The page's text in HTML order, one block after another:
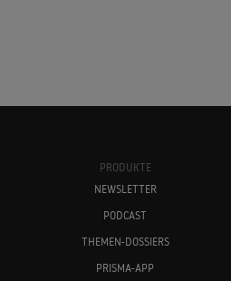
PRODUKTE
NEWSLETTER
PODCAST
THEMEN-DOSSIERS
PRISMA-APP